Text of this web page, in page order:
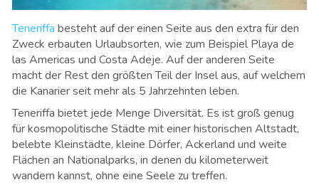
Teneriffa besteht auf der einen Seite aus den extra für den
Zweck erbauten Urlaubsorten, wie zum Beispiel Playa de
las Americas und Costa Adeje. Auf der anderen Seite
macht der Rest den größten Teil der Insel aus, auf welchem
die Kanarier seit mehr als 5 Jahrzehnten leben.
Teneriffa bietet jede Menge Diversität. Es ist groß genug
für kosmopolitische Städte mit einer historischen Altstadt,
belebte Kleinstädte, kleine Dörfer, Ackerland und weite
Flächen an Nationalparks, in denen du kilometerweit
wandern kannst, ohne eine Seele zu treffen.